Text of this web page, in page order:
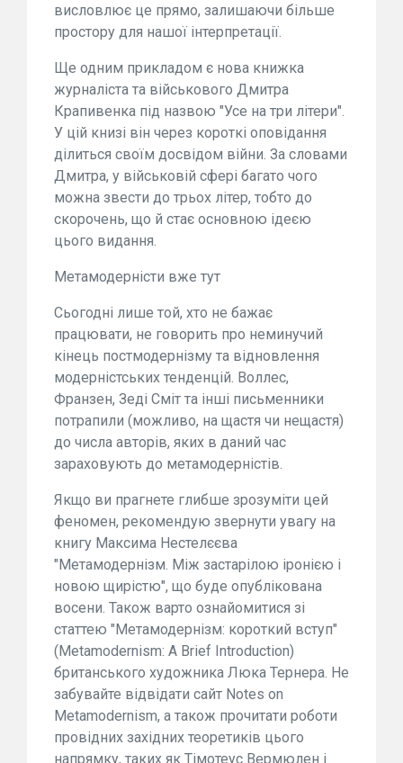
висловлює це прямо, залишаючи більше
простору для нашої інтерпретації.
Ще одним прикладом є нова книжка
журналіста та військового Дмитра
Крапивенка під назвою "Усе на три літери".
У цій книзі він через короткі оповідання
ділиться своїм досвідом війни. За словами
Дмитра, у військовій сфері багато чого
можна звести до трьох літер, тобто до
скорочень, що й стає основною ідеєю
цього видання.
Метамодерністи вже тут
Сьогодні лише той, хто не бажає
працювати, не говорить про неминучий
кінець постмодернізму та відновлення
модерністських тенденцій. Воллес,
Франзен, Зеді Сміт та інші письменники
потрапили (можливо, на щастя чи нещастя)
до числа авторів, яких в даний час
зараховують до метамодерністів.
Якщо ви прагнете глибше зрозуміти цей
феномен, рекомендую звернути увагу на
книгу Максима Нестелєєва
"Метамодернізм. Між застарілою іронією і
новою щирістю", що буде опублікована
восени. Також варто ознайомитися зі
статтею "Метамодернізм: короткий вступ"
(Metamodernism: A Brief Introduction)
британського художника Люка Тернера. Не
забувайте відвідати сайт Notes on
Metamodernism, а також прочитати роботи
провідних західних теоретиків цього
напрямку, таких як Тімотеус Вермюлен і